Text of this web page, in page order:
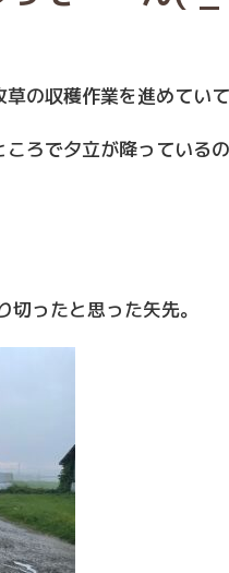
の収穫作業を進めていて
ろで夕立が降っている
ったと思った矢先。